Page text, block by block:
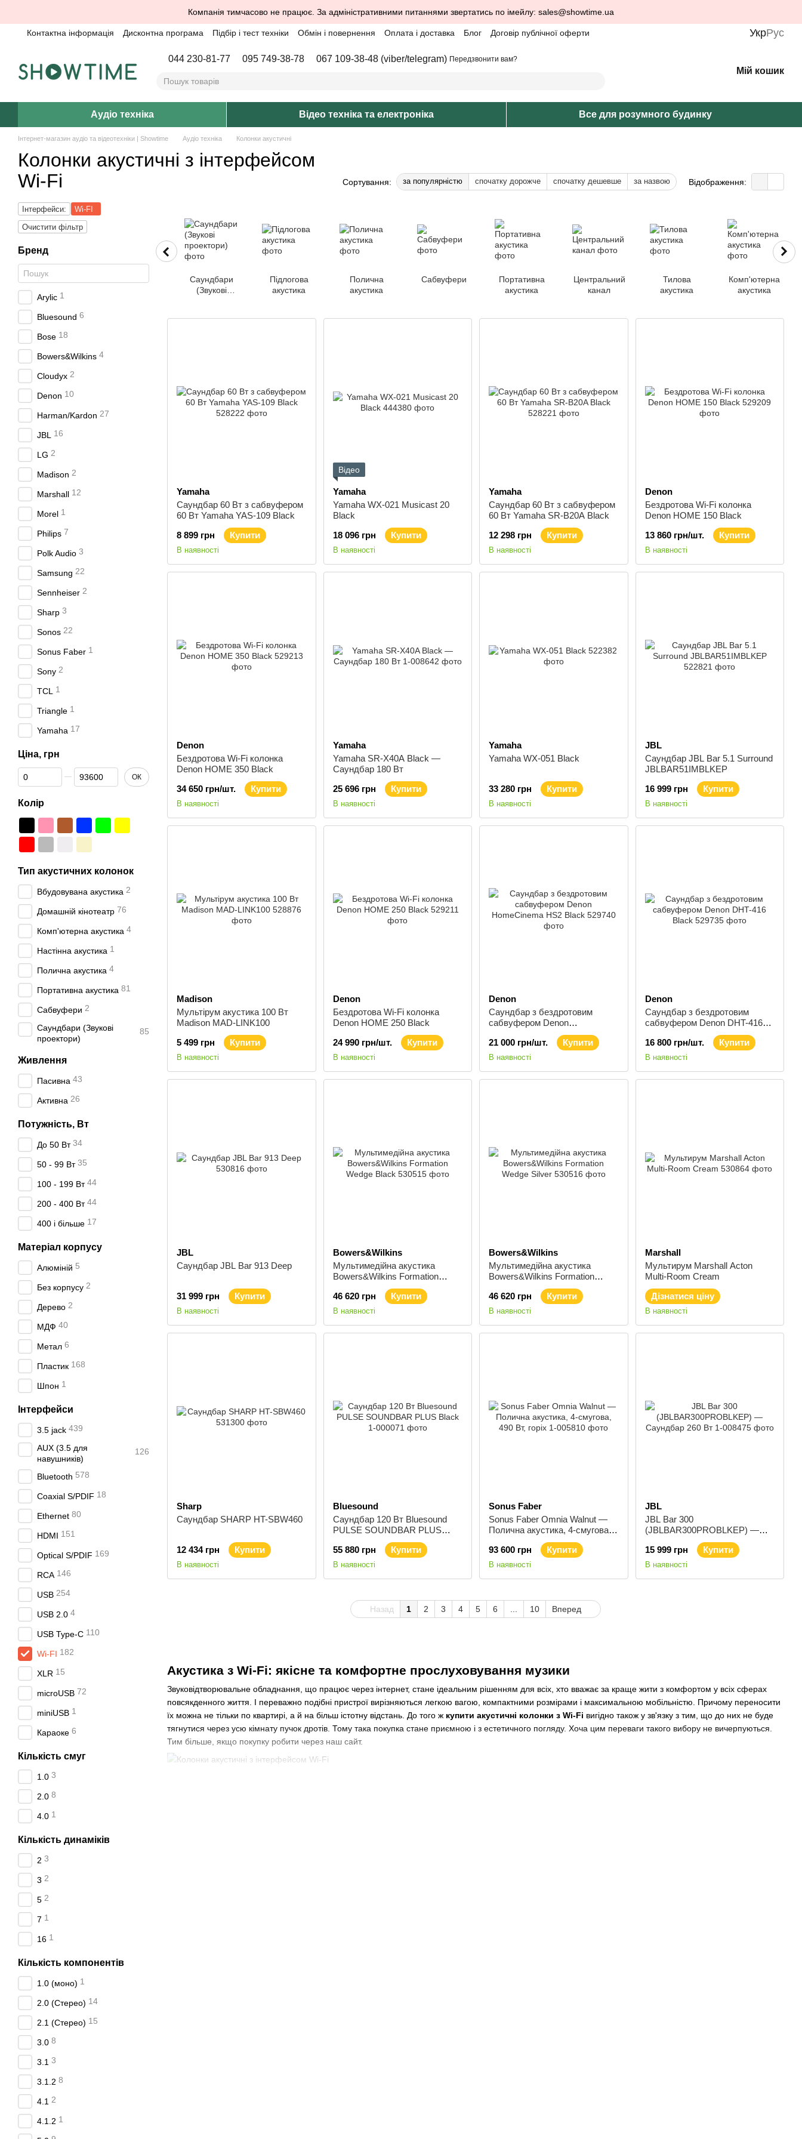
Компанія тимчасово не працює. За адміністративними питаннями звертатись по імейлу: sales@showtime.ua
Контактна інформація Дисконтна програма Підбір і тест техніки Обмін і повернення Оплата і доставка Блог Договір публічної оферти УкрРус
044 230-81-77 095 749-38-78 067 109-38-48 (viber/telegram) Передзвонити вам?
Мій кошик
Аудіо техніка Відео техніка та електроніка Все для розумного будинку
Інтернет-магазин аудіо та відеотехніки | Showtime Аудіо техніка Колонки акустичні
Колонки акустичні з інтерфейсом
Wi-Fi
Сортування: за популярністю спочатку дорожче спочатку дешевше за назвою Відображення:
Саундбари
(Звукові
Підлогова
акустика
Полична
акустика
Сабвуфери
Портативна
акустика
Центральний
канал
Тилова
акустика
Комп'ютерна
акустика
Акустика з Wi-Fi: якісне та комфортне прослуховування музики
Звуковідтворювальне обладнання, що працює через інтернет, стане ідеальним рішенням для всіх, хто вважає за краще жити з комфортом у всіх сферах
повсякденного життя. І переважно подібні пристрої вирізняються легкою вагою, компактними розмірами і максимальною мобільністю. Причому переносити
їх можна не тільки по квартирі, а й на більш істотну відстань. До того ж купити акустичні колонки з Wi-Fi вигідно також у зв'язку з тим, що до них не буде
тягнутися через усю кімнату пучок дротів. Тому така покупка стане приємною і з естетичного погляду. Хоча цим переваги такого вибору не вичерпуються.
Тим більше, якщо покупку робити через наш сайт.
Yamaha
Саундбар 60 Вт з сабвуфером
60 Вт Yamaha YAS-109 Black
8 899 грн
Купити
В наявності
Відео
Yamaha
Yamaha WX-021 Musicast 20
Black
18 096 грн
Купити
В наявності
Yamaha
Саундбар 60 Вт з сабвуфером
60 Вт Yamaha SR-B20A Black
12 298 грн
Купити
В наявності
Denon
Бездротова Wi-Fi колонка
Denon HOME 150 Black
13 860 грн/шт.
Купити
В наявності
Denon
Бездротова Wi-Fi колонка
Denon HOME 350 Black
34 650 грн/шт.
Купити
В наявності
Yamaha
Yamaha SR-X40A Black —
Саундбар 180 Вт
25 696 грн
Купити
В наявності
Yamaha
Yamaha WX-051 Black
33 280 грн Купити
В наявності
JBL
Саундбар JBL Bar 5.1 Surround
JBLBAR51IMBLKEP
16 999 грн
Купити
В наявності
Madison
Мультірум акустика 100 Вт
Madison MAD-LINK100
5 499 грн
Купити
В наявності
Denon
Бездротова Wi-Fi колонка
Denon HOME 250 Black
24 990 грн/шт.
Купити
В наявності
Denon
Саундбар з бездротовим
сабвуфером Denon
HomeCinema HS2 Black
21 000 грн/шт.
Купити
В наявності
Denon
Саундбар з бездротовим
сабвуфером Denon DHT-416
16 800 грн/шт.
Купити
В наявності
JBL
Саундбар JBL Bar 913 Deep
31 999 грн Купити
В наявності
Bowers&Wilkins
Мультимедійна акустика
Bowers&Wilkins Formation
46 620 грн
Купити
В наявності
Bowers&Wilkins
Мультимедійна акустика
Bowers&Wilkins Formation
46 620 грн
Купити
В наявності
Marshall
Мультирум Marshall Acton
Multi-Room Cream
Дізнатися ціну
В наявності
Sharp
Саундбар SHARP HT-SBW460
12 434 грн Купити
В наявності
Bluesound
Саундбар 120 Вт Bluesound
PULSE SOUNDBAR PLUS
55 880 грн
Купити
В наявності
Sonus Faber
Sonus Faber Omnia Walnut —
Полична акустика, 4-смугова,
93 600 грн
Купити
В наявності
JBL
JBL Bar 300
(JBLBAR300PROBLKEP) —
Саундбар 260 Вт
15 999 грн
Купити
В наявності
Назад 1 2 3 4 5 6 10 Вперед
Інтерфейси:
Wi-FI
Очистити фільтр
Бренд
Arylic 1
Bluesound 6
Bose 18
Bowers&Wilkins 4
Cloudyx 2
Denon 10
Harman/Kardon 27
JBL 16
LG 2
Madison 2
Marshall 12
Morel 1
Philips 7
Polk Audio 3
Samsung 22
Sennheiser 2
Sharp 3
Sonos 22
Sonus Faber 1
Sony 2
TCL 1
Triangle 1
Yamaha 17
Ціна, грн
Від Ціна, грн
До Ціна, грн ОК
Колір
Тип акустичних колонок
Вбудовувана акустика 2
Домашній кінотеатр 76
Комп'ютерна акустика 4
Наcтінна акустика 1
Полична акустика 4
Портативна акустика 81
Сабвуфери 2
Саундбари (Звукові
проектори)
85
Живлення
Пасивна 43
Активна 26
Потужність, Вт
До 50 Вт 34
50 - 99 Вт 35
100 - 199 Вт 44
200 - 400 Вт 44
400 і більше 17
Матеріал корпусу
Алюміній 5
Без корпусу 2
Дерево 2
МДФ 40
Метал 6
Пластик 168
Шпон 1
Інтерфейси
3.5 jack 439
AUX (3.5 для
навушників)
126
Bluetooth 578
Coaxial S/PDIF 18
Ethernet 80
HDMI 151
Optical S/PDIF 169
RCA 146
USB 254
USB 2.0 4
USB Type-C 110
Wi-FI 182
XLR 15
microUSB 72
miniUSB 1
Караоке 6
Кількість смуг
1.0 3
2.0 8
4.0 1
Кількість динаміків
2 3
3 2
5 2
7 1
16 1
Кількість компонентів
1.0 (моно) 1
2.0 (Стерео) 14
2.1 (Стерео) 15
3.0 8
3.1 3
3.1.2 8
4.1 2
4.1.2 1